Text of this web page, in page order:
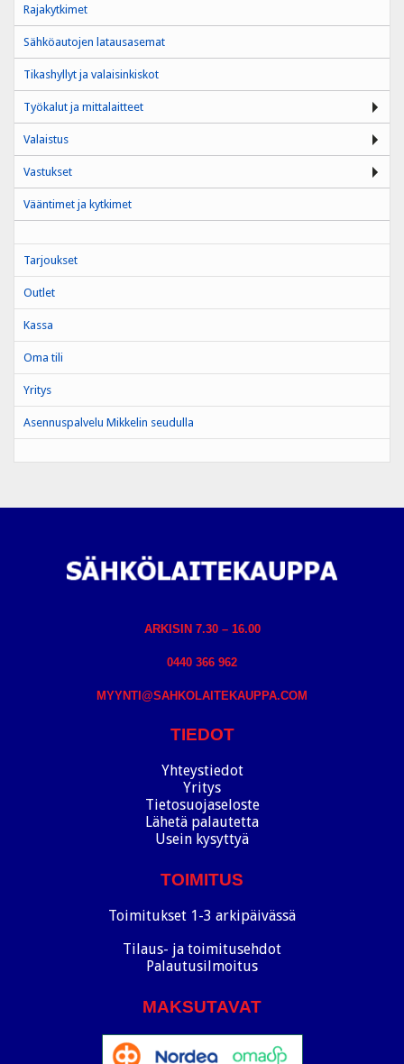
Rajakytkimet
Sähköautojen latausasemat
Tikashyllyt ja valaisinkiskot
Työkalut ja mittalaitteet
Valaistus
Vastukset
Vääntimet ja kytkimet
Tarjoukset
Outlet
Kassa
Oma tili
Yritys
Asennuspalvelu Mikkelin seudulla
ARKISIN 7.30 – 16.00
0440 366 962
MYYNTI@SAHKOLAITEKAUPPA.COM
TIEDOT
Yhteystiedot
Yritys
Tietosuojaseloste
Lähetä palautetta
Usein kysyttyä
TOIMITUS
Toimitukset 1-3 arkipäivässä
Tilaus- ja toimitusehdot
Palautusilmoitus
MAKSUTAVAT